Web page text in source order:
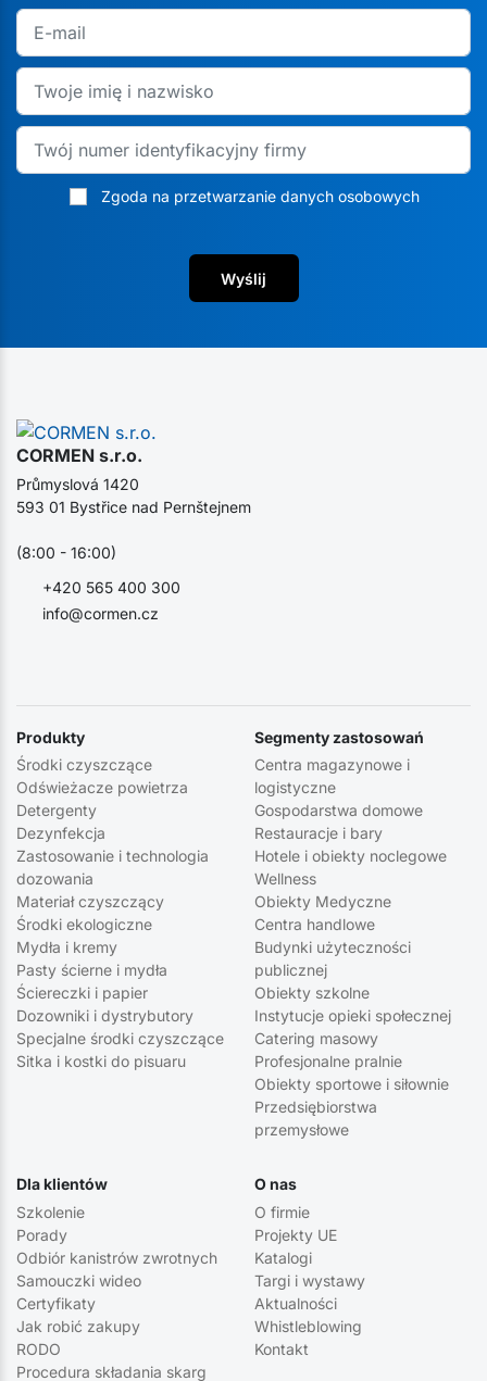
Zgoda na przetwarzanie danych osobowych
Wyślij
CORMEN s.r.o.
info@cormen.cz
+420 565 400 300
Průmyslová 1420
593 01 Bystřice nad Pernštejnem
(8:00 - 16:00)
Produkty
Środki czyszczące
Odświeżacze powietrza
Detergenty
Dezynfekcja
Zastosowanie i technologia
dozowania
Materiał czyszczący
Środki ekologiczne
Mydła i kremy
Pasty ścierne i mydła
Ściereczki i papier
Dozowniki i dystrybutory
Specjalne środki czyszczące
Sitka i kostki do pisuaru
Segmenty zastosowań
Centra magazynowe i
logistyczne
Gospodarstwa domowe
Restauracje i bary
Hotele i obiekty noclegowe
Wellness
Obiekty Medyczne
Centra handlowe
Budynki użyteczności
publicznej
Obiekty szkolne
Instytucje opieki społecznej
Catering masowy
Profesjonalne pralnie
Obiekty sportowe i siłownie
Przedsiębiorstwa
przemysłowe
Dla klientów
Szkolenie
Porady
Odbiór kanistrów zwrotnych
Samouczki wideo
Certyfikaty
Jak robić zakupy
RODO
Procedura składania skarg
O nas
O firmie
Projekty UE
Katalogi
Targi i wystawy
Aktualności
Whistleblowing
Kontakt